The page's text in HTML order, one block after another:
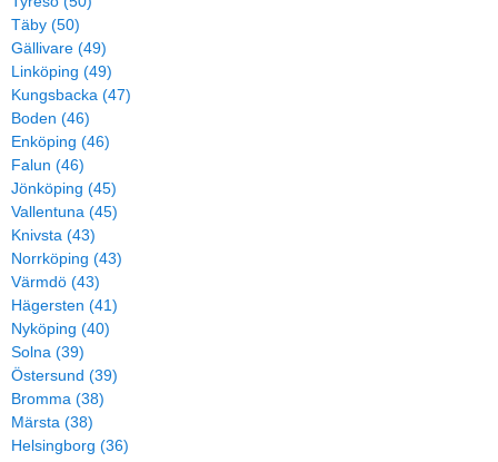
Täby (50)
Gällivare (49)
Linköping (49)
Kungsbacka (47)
Boden (46)
Enköping (46)
Falun (46)
Jönköping (45)
Vallentuna (45)
Knivsta (43)
Norrköping (43)
Värmdö (43)
Hägersten (41)
Nyköping (40)
Solna (39)
Östersund (39)
Bromma (38)
Märsta (38)
Helsingborg (36)